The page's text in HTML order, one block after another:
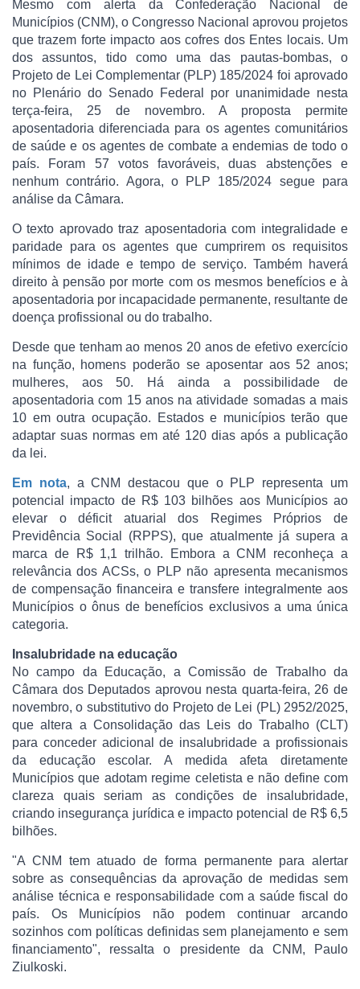
Mesmo com alerta da Confederação Nacional de
Municípios (CNM), o Congresso Nacional aprovou projetos
que trazem forte impacto aos cofres dos Entes locais. Um
dos assuntos, tido como uma das pautas-bombas, o
Projeto de Lei Complementar (PLP) 185/2024 foi aprovado
no Plenário do Senado Federal por unanimidade nesta
terça-feira, 25 de novembro. A proposta permite
aposentadoria diferenciada para os agentes comunitários
de saúde e os agentes de combate a endemias de todo o
país. Foram 57 votos favoráveis, duas abstenções e
nenhum contrário. Agora, o PLP 185/2024 segue para
análise da Câmara.
O texto aprovado traz aposentadoria com integralidade e
paridade para os agentes que cumprirem os requisitos
mínimos de idade e tempo de serviço. Também haverá
direito à pensão por morte com os mesmos benefícios e à
aposentadoria por incapacidade permanente, resultante de
doença profissional ou do trabalho.
Desde que tenham ao menos 20 anos de efetivo exercício
na função, homens poderão se aposentar aos 52 anos;
mulheres, aos 50. Há ainda a possibilidade de
aposentadoria com 15 anos na atividade somadas a mais
10 em outra ocupação. Estados e municípios terão que
adaptar suas normas em até 120 dias após a publicação
da lei.
Em nota, a CNM destacou que o PLP representa um
potencial impacto de R$ 103 bilhões aos Municípios ao
elevar o déficit atuarial dos Regimes Próprios de
Previdência Social (RPPS), que atualmente já supera a
marca de R$ 1,1 trilhão. Embora a CNM reconheça a
relevância dos ACSs, o PLP não apresenta mecanismos
de compensação financeira e transfere integralmente aos
Municípios o ônus de benefícios exclusivos a uma única
categoria.
Insalubridade na educação
No campo da Educação, a Comissão de Trabalho da
Câmara dos Deputados aprovou nesta quarta-feira, 26 de
novembro, o substitutivo do Projeto de Lei (PL) 2952/2025,
que altera a Consolidação das Leis do Trabalho (CLT)
para conceder adicional de insalubridade a profissionais
da educação escolar. A medida afeta diretamente
Municípios que adotam regime celetista e não define com
clareza quais seriam as condições de insalubridade,
criando insegurança jurídica e impacto potencial de R$ 6,5
bilhões.
"A CNM tem atuado de forma permanente para alertar
sobre as consequências da aprovação de medidas sem
análise técnica e responsabilidade com a saúde fiscal do
país. Os Municípios não podem continuar arcando
sozinhos com políticas definidas sem planejamento e sem
financiamento", ressalta o presidente da CNM, Paulo
Ziulkoski.